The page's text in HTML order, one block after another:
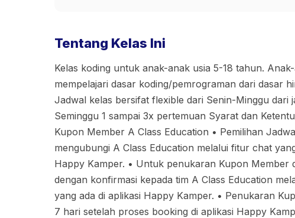
Tentang Kelas Ini
Kelas koding untuk anak-anak usia 5-18 tahun.
mempelajari dasar koding/pemrograman dari dasar
Jadwal kelas bersifat flexible dari Senin-Minggu dari
Seminggu 1 sampai 3x pertemuan Syarat dan
Kupon Member A Class Education •⁠ ⁠Pemilihan
mengubungi A Class Education melalui fitur chat
Happy Kamper. •⁠ ⁠Untuk penukaran Kupon Member
dengan konfirmasi kepada tim A Class Education
yang ada di aplikasi Happy Kamper. •⁠ ⁠Penukaran
7 hari setelah proses booking di aplikasi Happy